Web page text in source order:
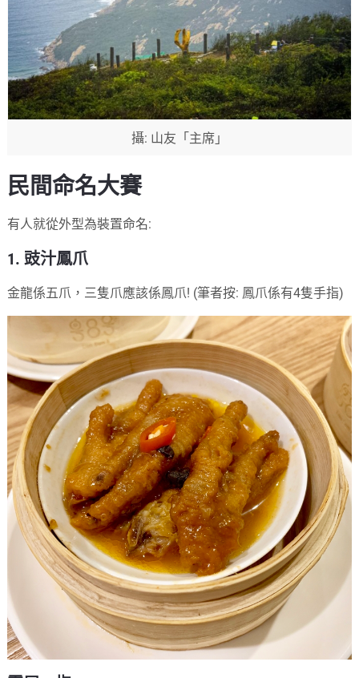
攝: 山友「主席」
民間命名大賽
有人就從外型為裝置命名:
1. 豉汁鳳爪
金龍係五爪，三隻爪應該係鳳爪! (筆者按: 鳳爪係有4隻手指)